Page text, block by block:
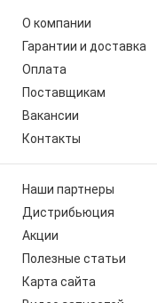
О компании
Гарантии и доставка
Оплата
Поставщикам
Вакансии
Контакты
Наши партнеры
Дистрибьюция
Акции
Полезные статьи
Карта сайта